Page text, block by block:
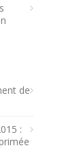
de
: